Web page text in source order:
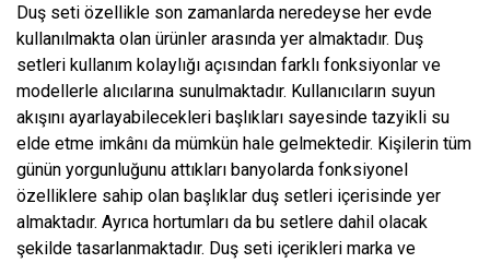
Duş seti özellikle son zamanlarda neredeyse her evde
kullanılmakta olan ürünler arasında yer almaktadır. Duş
setleri kullanım kolaylığı açısından farklı fonksiyonlar ve
modellerle alıcılarına sunulmaktadır. Kullanıcıların suyun
akışını ayarlayabilecekleri başlıkları sayesinde tazyikli su
elde etme imkânı da mümkün hale gelmektedir. Kişilerin tüm
günün yorgunluğunu attıkları banyolarda fonksiyonel
özelliklere sahip olan başlıklar duş setleri içerisinde yer
almaktadır. Ayrıca hortumları da bu setlere dahil olacak
şekilde tasarlanmaktadır. Duş seti içerikleri marka ve